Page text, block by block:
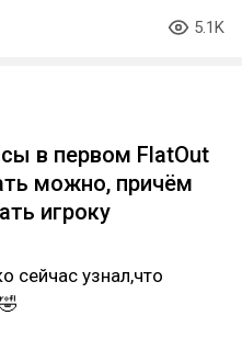
5.1K
в первом FlatOut
можно, причём
игроку
сейчас узнал,что